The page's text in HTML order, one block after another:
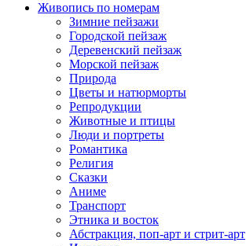
Живопись по номерам
Зимние пейзажи
Городской пейзаж
Деревенский пейзаж
Морской пейзаж
Природа
Цветы и натюрморты
Репродукции
Животные и птицы
Люди и портреты
Романтика
Религия
Сказки
Аниме
Транспорт
Этника и восток
Абстракция, поп-арт и стрит-арт